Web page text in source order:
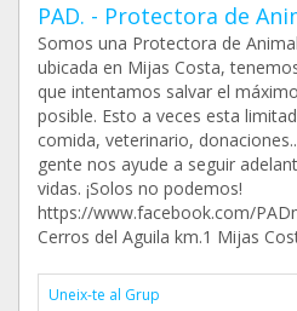
PAD. - Protectora de
Somos una Protectora de
ubicada en Mijas Costa,
que intentamos salvar el
posible. Esto a veces esta
comida, veterinario,
gente nos ayude a seguir
vidas. ¡Solos no podemos!
https://www.facebook.com/
Cerros del Aguila km.1 Mijas
Uneix-te al Grup